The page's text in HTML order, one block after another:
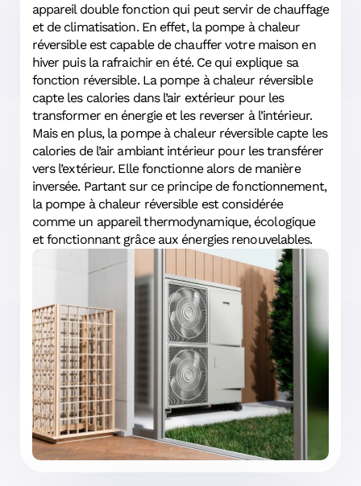
appareil double fonction qui peut servir de chauffage
et de climatisation. En effet, la pompe à chaleur
réversible est capable de chauffer votre maison en
hiver puis la rafraichir en été. Ce qui explique sa
fonction réversible. La pompe à chaleur réversible
capte les calories dans l’air extérieur pour les
transformer en énergie et les reverser à l’intérieur.
Mais en plus, la pompe à chaleur réversible capte les
calories de l’air ambiant intérieur pour les transférer
vers l’extérieur. Elle fonctionne alors de manière
inversée. Partant sur ce principe de fonctionnement,
la pompe à chaleur réversible est considérée
comme un appareil thermodynamique, écologique
et fonctionnant grâce aux énergies renouvelables.